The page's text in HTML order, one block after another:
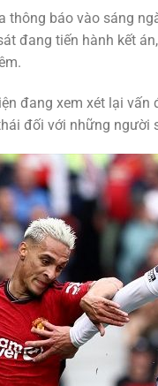
thông báo vào sáng
đang tiến hành kết
đang xem xét lại
đối với những người